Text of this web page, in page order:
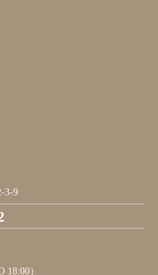
3-9
18:00）